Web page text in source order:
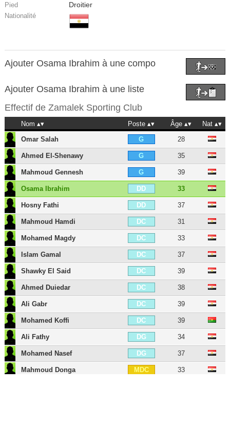
Pied Droitier
Nationalité
Ajouter Osama Ibrahim à une compo
Ajouter Osama Ibrahim à une liste
Effectif de Zamalek Sporting Club
Nom Poste Âge
Nat
Omar Salah
G 28
Ahmed El-Shenawy G 35
Mahmoud Gennesh G 39
Osama Ibrahim DD 33
Hosny Fathi DD 37
Mahmoud Hamdi DC 31
Mohamed Magdy DC 33
Islam Gamal DC 37
Shawky El Said DC 39
Ahmed Duiedar DC 38
Ali Gabr DC 39
Mohamed Koffi DC 39
Ali Fathy DG 34
Mohamed Nasef DG 37
Mahmoud Donga MDC 33